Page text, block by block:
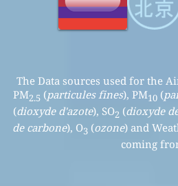
The Data sources used for the
PM2.5 (particules fines), PM10(
(dioxyde d'azote), SO2 (dioxyde
de carbone), O3 (ozone) and
coming